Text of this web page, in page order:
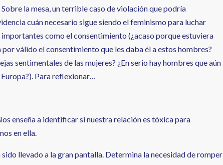
la mesa, un terrible caso de violación que podría
cuán necesario sigue siendo el feminismo para luchar
como el consentimiento (¿acaso porque estuviera
válido el consentimiento que les daba él a estos hombres?
sentimentales de las mujeres? ¿En serio hay hombres que aún
Para reflexionar…
enseña a identificar si nuestra relación es tóxica para
en ella.
llevado a la gran pantalla. Determina la necesidad de romper